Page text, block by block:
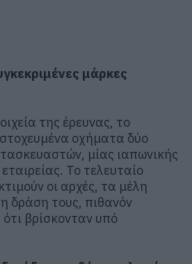
μάρκες
της έρευνας, το
οχήματα δύο
μίας ιαπωνικής
Το τελευταίο
οι αρχές, τα μέλη
δράση τους, πιθανόν
βρίσκονταν υπό